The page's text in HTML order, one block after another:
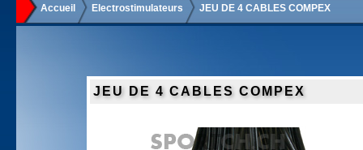
Accueil Electrostimulateurs JEU DE 4 CABLES COMPEX
JEU DE 4 CABLES COMPEX